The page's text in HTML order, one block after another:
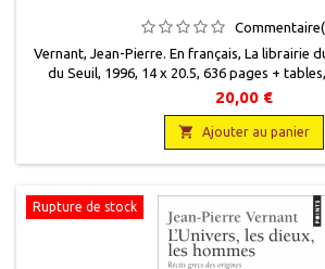
Vernant, Jean-Pierre. En français , La librairie
du Seuil, 1996 , 14 x 20.5 , 636 pages +
9782020237475.Bon état avec sa jaquette
un rhodoïd transparent.
20,00 €
 Ajouter au panier
Rupture de stock